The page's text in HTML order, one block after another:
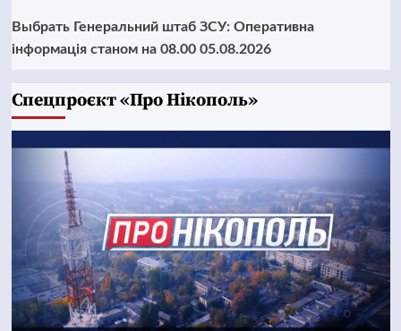
Выбрать Генеральний штаб ЗСУ: Оперативна
інформація станом на 08.00 05.08.2026
Cпецпроєкт «Про Нікополь»